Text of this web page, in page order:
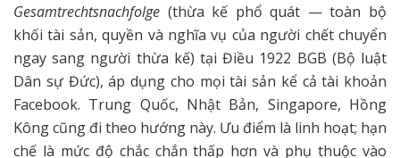
Gesamtrechtsnachfolge (thừa kế phổ quát — toàn bộ
khối tài sản, quyền và nghĩa vụ của người chết chuyển
ngay sang người thừa kế) tại Điều 1922 BGB (Bộ luật
Dân sự Đức), áp dụng cho mọi tài sản kể cả tài khoản
Facebook. Trung Quốc, Nhật Bản, Singapore, Hồng
Kông cũng đi theo hướng này. Ưu điểm là linh hoạt; hạn
chế là mức độ chắc chắn thấp hơn và phụ thuộc vào